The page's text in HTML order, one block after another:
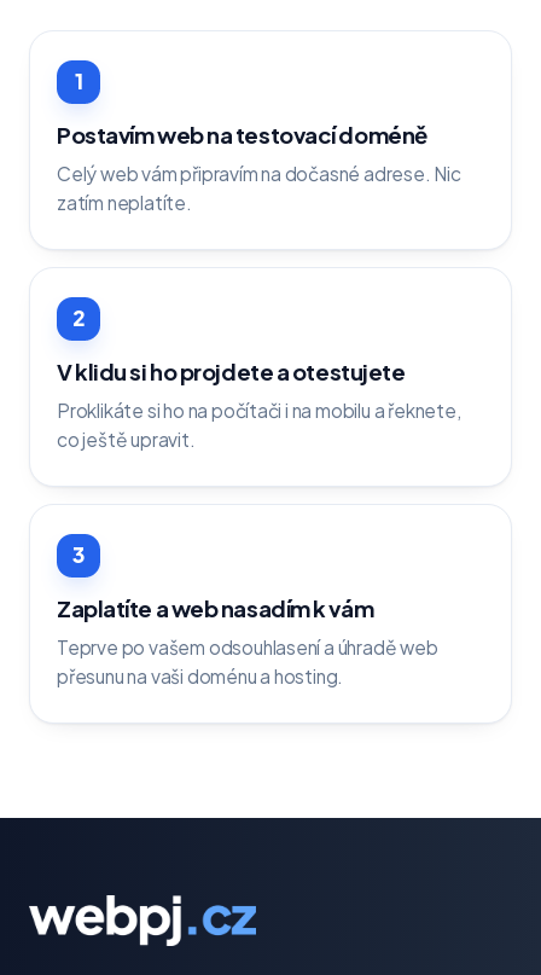
1
Postavím web na testovací doméně
Celý web vám připravím na dočasné adrese. Nic
zatím neplatíte.
2
V klidu si ho projdete a otestujete
Proklikáte si ho na počítači i na mobilu a řeknete,
co ještě upravit.
3
Zaplatíte a web nasadím k vám
Teprve po vašem odsouhlasení a úhradě web
přesunu na vaši doménu a hosting.